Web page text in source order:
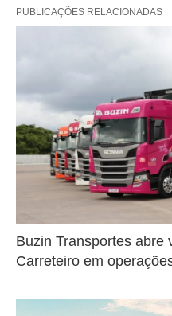
PUBLICAÇÕES RELACIONADAS
Buzin Transportes abre
Carreteiro em